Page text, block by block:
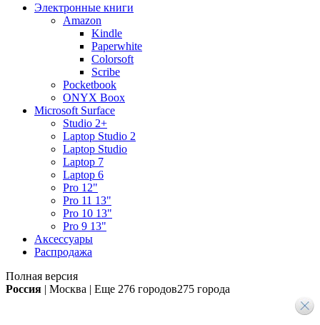
Электронные книги
Amazon
Kindle
Paperwhite
Colorsoft
Scribe
Pocketbook
ONYX Boox
Microsoft Surface
Studio 2+
Laptop Studio 2
Laptop Studio
Laptop 7
Laptop 6
Pro 12"
Pro 11 13"
Pro 10 13"
Pro 9 13"
Аксессуары
Распродажа
Полная версия
Россия | Москва | Еще 276 городов275 города